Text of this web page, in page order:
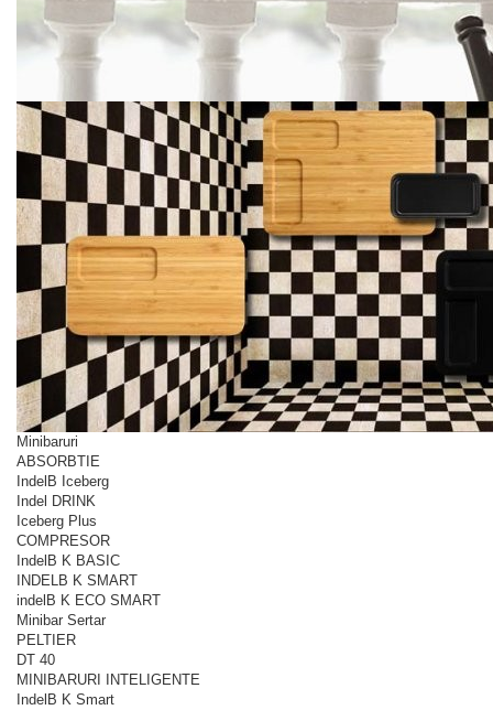
Minibaruri
ABSORBTIE
IndelB Iceberg
Indel DRINK
Iceberg Plus
COMPRESOR
IndelB K BASIC
INDELB K SMART
indelB K ECO SMART
Minibar Sertar
PELTIER
DT 40
MINIBARURI INTELIGENTE
IndelB K Smart